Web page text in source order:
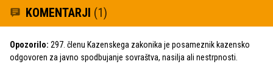
KOMENTARJI (1)
Opozorilo: 297. členu Kazenskega zakonika je posameznik kazensko
odgovoren za javno spodbujanje sovraštva, nasilja ali nestrpnosti.